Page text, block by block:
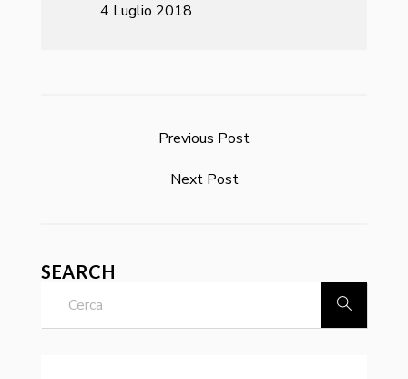
4 Luglio 2018
Previous Post
Next Post
SEARCH